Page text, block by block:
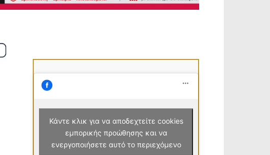
Κάντε κλικ για να αποδεχτείτε cookies
εμπορικής προώθησης και να
ενεργοποιήσετε αυτό το περιεχόμενο